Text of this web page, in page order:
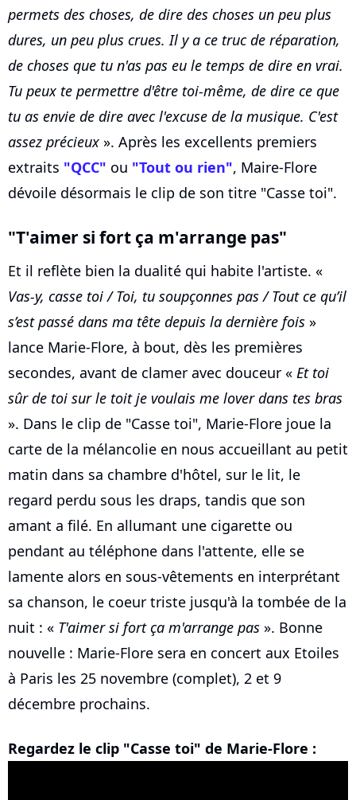
permets des choses, de dire des choses un peu plus
dures, un peu plus crues. Il y a ce truc de réparation,
de choses que tu n'as pas eu le temps de dire en vrai.
Tu peux te permettre d'être toi-même, de dire ce que
tu as envie de dire avec l'excuse de la musique. C'est
assez précieux ». Après les excellents premiers
extraits "QCC" ou "Tout ou rien", Maire-Flore
dévoile désormais le clip de son titre "Casse toi".
"T'aimer si fort ça m'arrange pas"
Et il reflète bien la dualité qui habite l'artiste. «
Vas-y, casse toi / Toi, tu soupçonnes pas / Tout ce qu’il
s’est passé dans ma tête depuis la dernière fois »
lance Marie-Flore, à bout, dès les premières
secondes, avant de clamer avec douceur « Et toi
sûr de toi sur le toit je voulais me lover dans tes bras
». Dans le clip de "Casse toi", Marie-Flore joue la
carte de la mélancolie en nous accueillant au petit
matin dans sa chambre d'hôtel, sur le lit, le
regard perdu sous les draps, tandis que son
amant a filé. En allumant une cigarette ou
pendant au téléphone dans l'attente, elle se
lamente alors en sous-vêtements en interprétant
sa chanson, le coeur triste jusqu'à la tombée de la
nuit : « T'aimer si fort ça m'arrange pas ». Bonne
nouvelle : Marie-Flore sera en concert aux Etoiles
à Paris les 25 novembre (complet), 2 et 9
décembre prochains.
Regardez le clip "Casse toi" de Marie-Flore :